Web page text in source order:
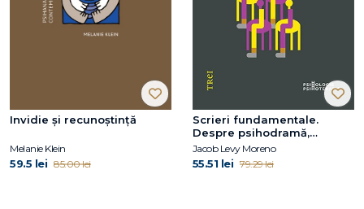
Invidie și recunoștință
Melanie Klein
59.5 lei 85.00 lei
Scrieri fundamentale.
Despre psihodramă,
metoda de grup și
spontaneitate
Jacob Levy Moreno
55.51 lei 79.29 lei